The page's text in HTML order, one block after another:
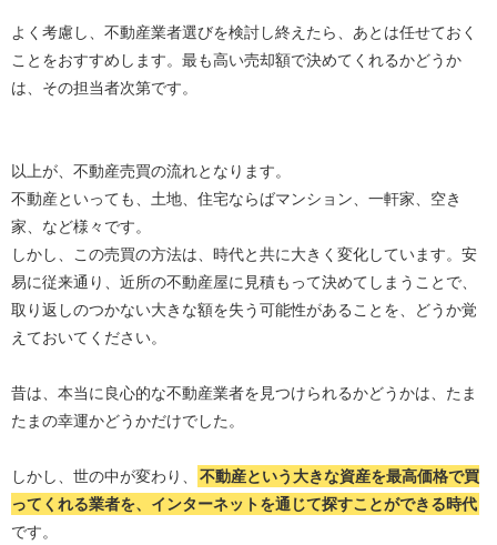
よく考慮し、不動産業者選びを検討し終えたら、あとは任せておく
ことをおすすめします。最も高い売却額で決めてくれるかどうか
は、その担当者次第です。
以上が、不動産売買の流れとなります。
不動産といっても、土地、住宅ならばマンション、一軒家、空き
家、など様々です。
しかし、この売買の方法は、時代と共に大きく変化しています。安
易に従来通り、近所の不動産屋に見積もって決めてしまうことで、
取り返しのつかない大きな額を失う可能性があることを、どうか覚
えておいてください。
昔は、本当に良心的な不動産業者を見つけられるかどうかは、たま
たまの幸運かどうかだけでした。
しかし、世の中が変わり、
不動産という大きな資産を最高価格で買
ってくれる業者を、インターネットを通じて探すことができる時代
です。